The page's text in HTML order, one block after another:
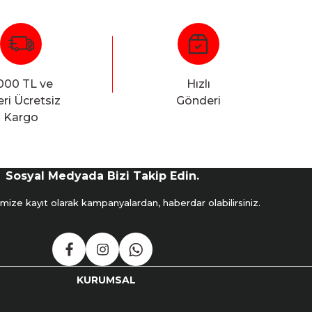
TL ve
Ücretsiz
Kargo
Hızlı
Gönderi
Sosyal Medyada Bizi Takip Edin.
kayıt olarak kampanyalardan, haberdar olabilirsiniz.
KURUMSAL